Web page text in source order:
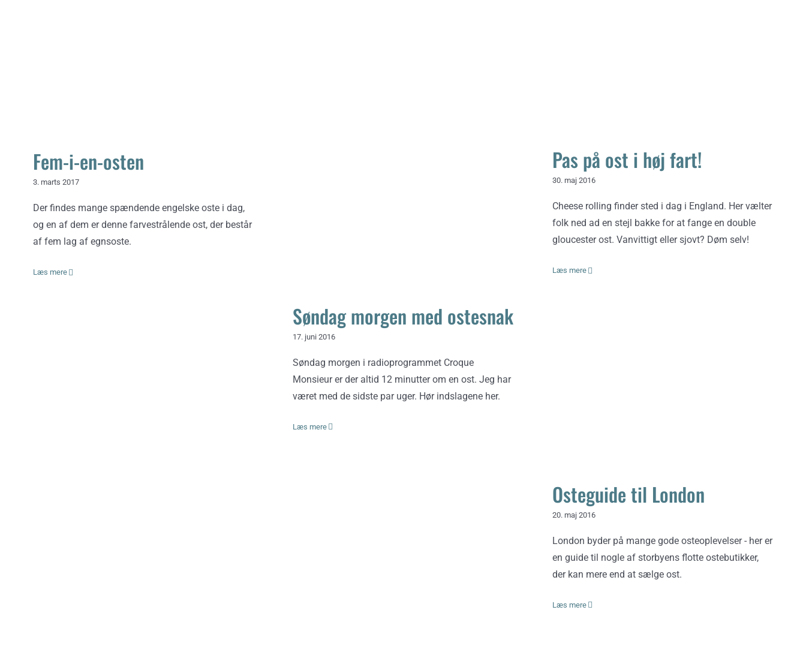
Fem-i-en-osten
3. marts 2017
Der findes mange spændende engelske oste i dag,
og en af dem er denne farvestrålende ost, der består
af fem lag af egnsoste.
Læs mere
Søndag morgen med ostesnak
17. juni 2016
Søndag morgen i radioprogrammet Croque
Monsieur er der altid 12 minutter om en ost. Jeg har
været med de sidste par uger. Hør indslagene her.
Læs mere
Pas på ost i høj fart!
30. maj 2016
Cheese rolling finder sted i dag i England. Her vælter
folk ned ad en stejl bakke for at fange en double
gloucester ost. Vanvittigt eller sjovt? Døm selv!
Læs mere
Osteguide til London
20. maj 2016
London byder på mange gode osteoplevelser - her er
en guide til nogle af storbyens flotte ostebutikker,
der kan mere end at sælge ost.
Læs mere